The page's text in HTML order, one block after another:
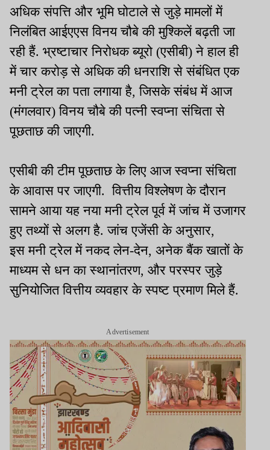
अधिक संपत्ति और भूमि घोटाले से जुड़े मामलों में
निलंबित आईएएस विनय चौबे की मुश्किलें बढ़ती जा
रही हैं. भ्रष्टाचार निरोधक ब्यूरो (एसीबी) ने हाल ही
में चार करोड़ से अधिक की धनराशि से संबंधित एक
मनी ट्रेल का पता लगाया है, जिसके संबंध में आज
(मंगलवार) विनय चौबे की पत्नी स्वप्ना संचिता से
पूछताछ की जाएगी.
एसीबी की टीम पूछताछ के लिए आज स्वप्ना संचिता
के आवास पर जाएगी. वित्तीय विश्लेषण के दौरान
सामने आया यह नया मनी ट्रेल पूर्व में जांच में उजागर
हुए तथ्यों से अलग है. जांच एजेंसी के अनुसार,
इस मनी ट्रेल में नकद लेन-देन, अनेक बैंक खातों के
माध्यम से धन का स्थानांतरण, और परस्पर जुड़े
सुनियोजित वित्तीय व्यवहार के स्पष्ट प्रमाण मिले हैं.
Advertisement